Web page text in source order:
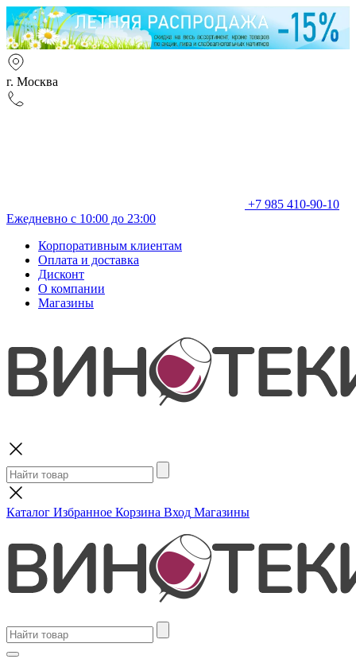
г. Москва
+7 985 410-90-10
Ежедневно с 10:00 до 23:00
Корпоративным клиентам
Оплата и доставка
Дисконт
О компании
Магазины
Каталог Избранное Корзина Вход Магазины